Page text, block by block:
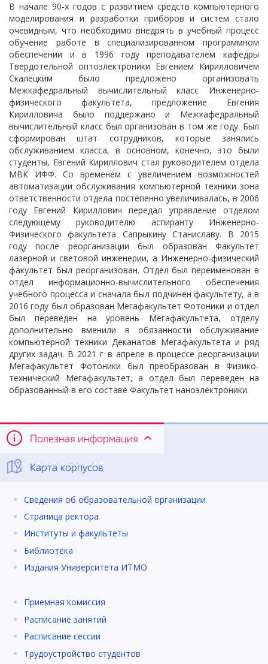
В начале 90-х годов с развитием средств компьютерного
моделирования и разработки приборов и систем стало
очевидным, что необходимо внедрять в учебный процесс
обучение работе в специализированном программном
обеспечении и в 1996 году преподавателем кафедры
Твердотельной оптоэлектроники Евгением Кирилловичем
Скалецким было предложено организовать
Межкафедральный вычислительный класс Инженерно-
физического факультета, предложение Евгения
Кирилловича было поддержано и Межкафедральный
вычислительный класс был организован в том же году. Был
сформирован штат сотрудников, которые занялись
обслуживанием класса, в основном, конечно, это были
студенты, Евгений Кириллович стал руководителем отдела
МВК ИФФ. Со временем с увеличением возможностей
автоматизации обслуживания компьютерной техники зона
ответственности отдела постепенно увеличивалась, в 2006
году Евгений Кириллович передал управление отделом
следующему руководителю аспиранту Инженерно-
Физического факультета Сапрыкину Станиcлаву. В 2015
году после реорганизации был образован Факультет
лазерной и световой инженерии, а Инженерно-физический
факультет был реорганизован. Отдел был переименован в
отдел информационно-вычислительного обеспечения
учебного процесса и сначала был подчинен факультету, а в
2016 году был образован Мегафакультет Фотоники и отдел
был переведен на уровень Мегафакультета, отделу
дополнительно вменили в обязанности обслуживание
компьютерной техники Деканатов Мегафакультета и ряд
других задач. В 2021 г в апреле в процессе реорганизации
Мегафакультет Фотоники был преобразован в Физико-
технический Мегафакультет, а отдел был переведен на
образованный в его составе Факультет наноэлектроники.
Полезная информация
Карта корпусов
Сведения об образовательной организации
Страница ректора
Институты и факультеты
Библиотека
Издания Университета ИТМО
Приемная комиссия
Расписание занятий
Расписание сессии
Трудоустройство студентов